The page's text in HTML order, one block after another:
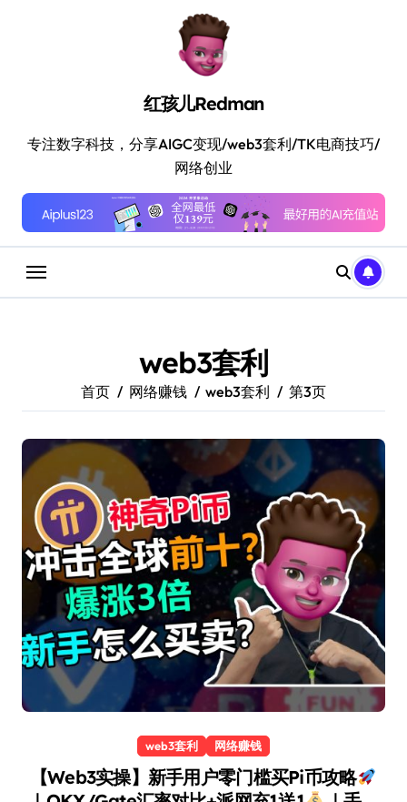
红孩儿Redman
专注数字科技，分享AIGC变现/web3套利/TK电商技巧/
网络创业
web3套利
首页 网络赚钱 web3套利 第3页
web3套利 网络赚钱
【Web3实操】新手用户零门槛买Pi币攻略